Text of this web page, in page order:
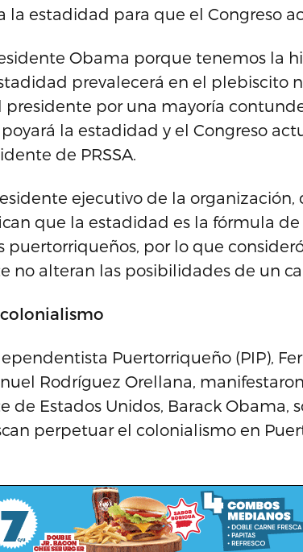
la estadidad para que el Congreso
Obama porque tenemos la
prevalecerá en el plebiscito
presidente por una mayoría
la estadidad y el Congreso
de PRSSA.
ejecutivo de la organización,
que la estadidad es la fórmula
puertorriqueños, por lo que
no alteran las posibilidades de un
Puertorriqueño (PIP),
Rodríguez Orellana,
de Estados Unidos, Barack Obama,
perpetuar el colonialismo en